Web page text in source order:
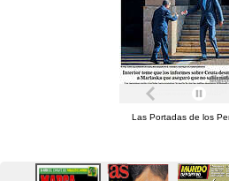
Las Portadas de los